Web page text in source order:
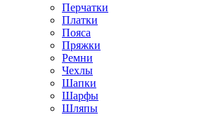
Перчатки
Платки
Пояса
Пряжки
Ремни
Чехлы
Шапки
Шарфы
Шляпы